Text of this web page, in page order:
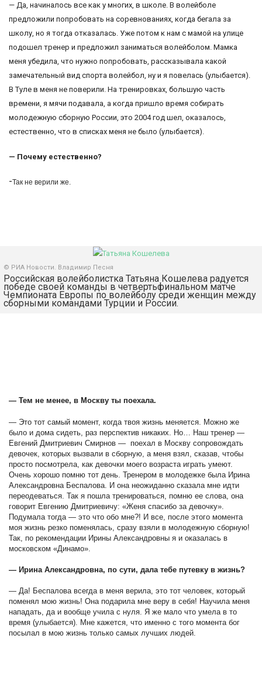
— Да, начиналось все как у многих, в школе. В волейболе
предложили попробовать на соревнованиях, когда бегала за
школу, но я тогда отказалась. Уже потом к нам с мамой на улице
подошел тренер и предложил заниматься волейболом. Мамка
меня убедила, что нужно попробовать, рассказывала какой
замечательный вид спорта волейбол, ну и я повелась (улыбается).
В Туле в меня не поверили. На тренировках, большую часть
времени, я мячи подавала, а когда пришло время собирать
молодежную сборную России, это 2004 год шел, оказалось,
естественно, что в списках меня не было (улыбается).
— Почему естественно?
-Так не верили же.
© РИА Новости. Владимир Песня
Российская волейболистка Татьяна Кошелева радуется
победе своей команды в четвертьфинальном матче
Чемпионата Европы по волейболу среди женщин между
сборными командами Турции и России.
— Тем не менее, в Москву ты поехала.
— Это тот самый момент, когда твоя жизнь меняется. Можно же
было и дома сидеть, раз перспектив никаких. Но… Наш тренер —
Евгений Дмитриевич Смирнов — поехал в Москву сопровождать
девочек, которых вызвали в сборную, а меня взял, сказав, чтобы
просто посмотрела, как девочки моего возраста играть умеют.
Очень хорошо помню тот день. Тренером в молодежке была Ирина
Александровна Беспалова. И она неожиданно сказала мне идти
переодеваться. Так я пошла тренироваться, помню ее слова, она
говорит Евгению Дмитриевичу: «Женя спасибо за девочку».
Подумала тогда — это что обо мне?! И все, после этого момента
моя жизнь резко поменялась, сразу взяли в молодежную сборную!
Так, по рекомендации Ирины Александровны я и оказалась в
московском «Динамо».
— Ирина Александровна, по сути, дала тебе путевку в жизнь?
— Да! Беспалова всегда в меня верила, это тот человек, который
поменял мою жизнь! Она подарила мне веру в себя! Научила меня
нападать, да и вообще учила с нуля. Я же мало что умела в то
время (улыбается). Мне кажется, что именно с того момента бог
посылал в мою жизнь только самых лучших людей.